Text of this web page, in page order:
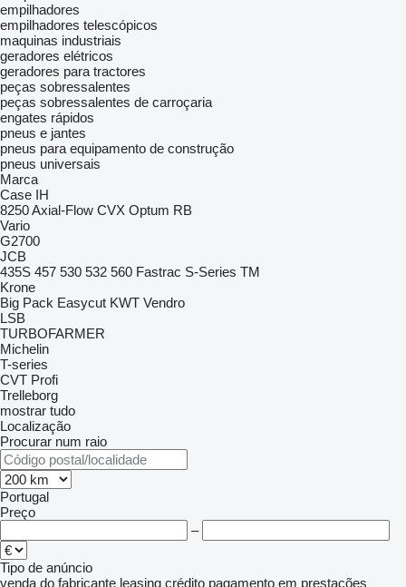
empilhadores
empilhadores telescópicos
maquinas industriais
geradores elétricos
geradores para tractores
peças sobressalentes
peças sobressalentes de carroçaria
engates rápidos
pneus e jantes
pneus para equipamento de construção
pneus universais
Marca
Case IH
8250Axial-Flow CVX Optum RB
Vario
G2700
JCB
435S 457 530 532 560 Fastrac S-Series TM
Krone
Big Pack Easycut KWT Vendro
LSB
TURBOFARMER
Michelin
T-series
CVT Profi
Trelleborg
mostrar tudo
Localização
Procurar num raio
Portugal
Preço
–
Tipo de anúncio
venda do fabricante leasing crédito pagamento em prestações